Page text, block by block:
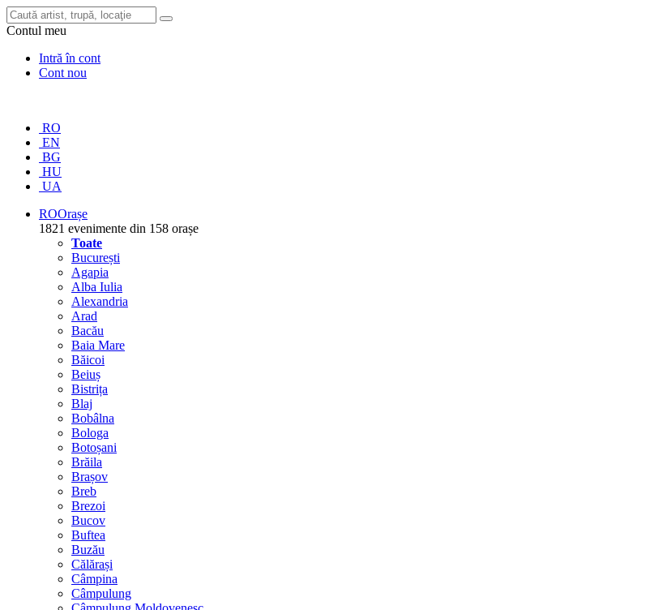
Contul meu
Intră în cont
Cont nou
RO
EN
BG
HU
UA
ROOrașe
1821 evenimente din 158 orașe
Toate
București
Agapia
Alba Iulia
Alexandria
Arad
Bacău
Baia Mare
Băicoi
Beiuș
Bistrița
Blaj
Bobâlna
Bologa
Botoșani
Brăila
Brașov
Breb
Brezoi
Bucov
Buftea
Buzău
Călărași
Câmpina
Câmpulung